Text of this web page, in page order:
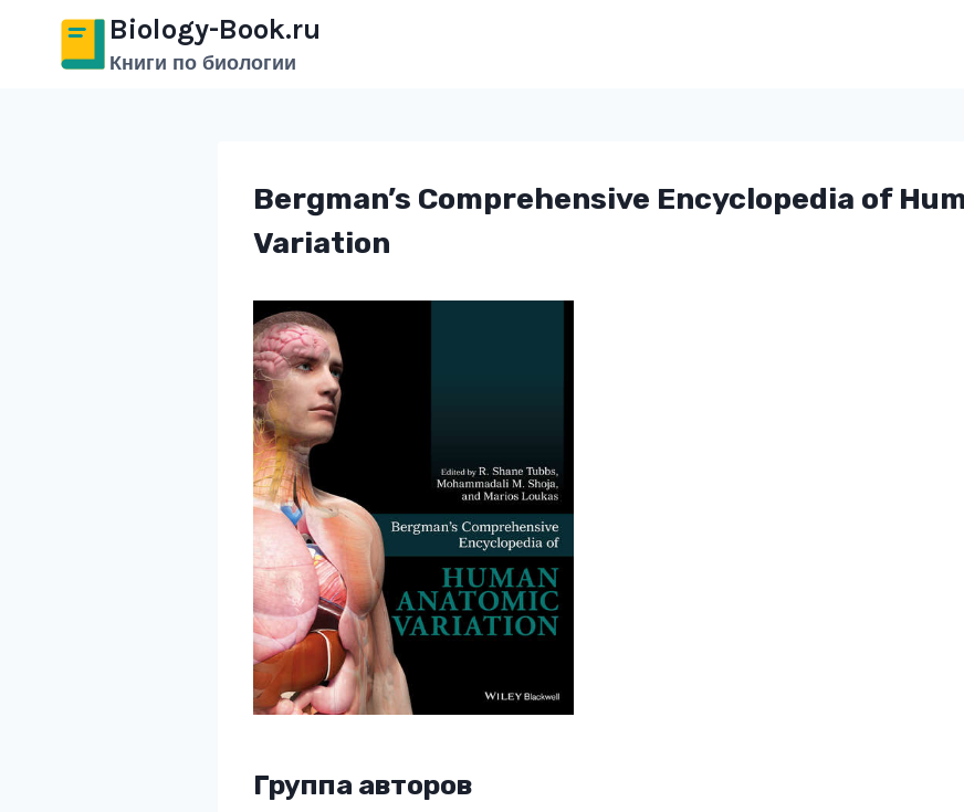
Перейти
содержимому
Biology-Book.ru
Книги по биологии
Bergman’s Comprehensive Encyclopedia of
Variation
Группа авторов